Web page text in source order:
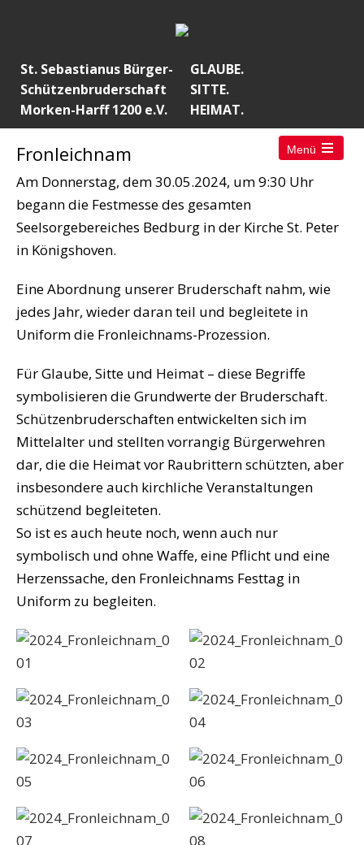
St. Sebastianus Bürger-
Schützenbruderschaft
Morken-Harff 1200 e.V.
GLAUBE.
SITTE.
HEIMAT.
Menü
Open
main
Fronleichnam
Am Donnerstag, dem 30.05.2024, um 9:30 Uhr
begann die Festmesse des gesamten
Seelsorgebereiches Bedburg in der Kirche St. Peter
in Königshoven.
Eine Abordnung unserer Bruderschaft nahm, wie
jedes Jahr, wieder daran teil und begleitete in
Uniform die Fronleichnams-Prozession.
Für Glaube, Sitte und Heimat – diese Begriffe
symbolisieren die Grundwerte der Bruderschaft.
Schützenbruderschaften entwickelten sich im
Mittelalter und stellten vorrangig Bürgerwehren
dar, die die Heimat vor Raubrittern schützten, aber
insbesondere auch kirchliche Veranstaltungen
schützend begleiteten.
So ist es auch heute noch, wenn auch nur
symbolisch und ohne Waffe, eine Pflicht und eine
Herzenssache, den Fronleichnams Festtag in
Uniform zu begleiten.